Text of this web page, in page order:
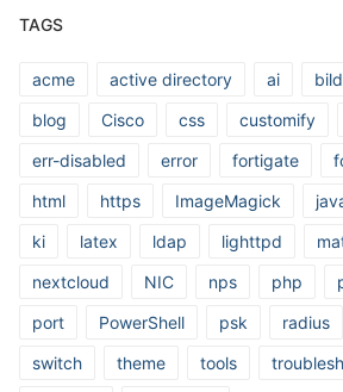
TAGS
acme active directory ai bild
blog
Cisco css customify
err-disabled
error fortigate
html
https ImageMagick
ki
latex ldap lighttpd
nextcloud
NIC nps php
port
PowerShell psk radius
switch
theme tools